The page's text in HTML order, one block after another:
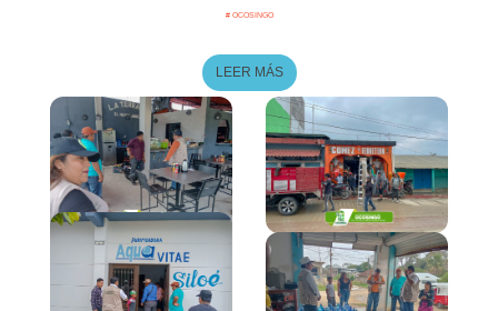
# OCOSINGO
LEER MÁS
4Fotos